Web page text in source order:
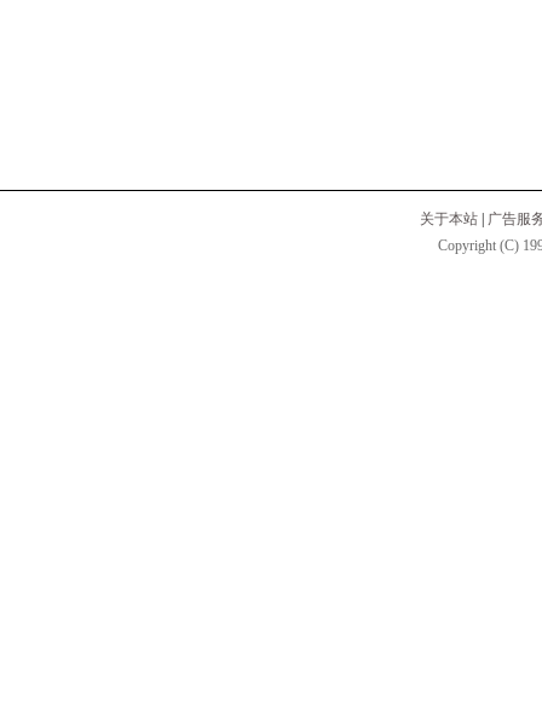
关于本站
广告服
Copyright (C)